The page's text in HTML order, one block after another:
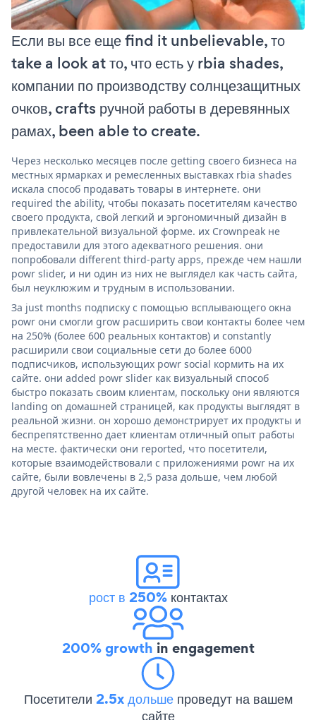
Если вы все еще find it unbelievable, то
take a look at то, что есть у rbia shades,
компании по производству солнцезащитных
очков, crafts ручной работы в деревянных
рамах, been able to create.
Через несколько месяцев после getting своего бизнеса на
местных ярмарках и ремесленных выставках rbia shades
искала способ продавать товары в интернете. они
required the ability, чтобы показать посетителям качество
своего продукта, свой легкий и эргономичный дизайн в
привлекательной визуальной форме. их Crownpeak не
предоставили для этого адекватного решения. они
попробовали different third-party apps, прежде чем нашли
powr slider, и ни один из них не выглядел как часть сайта,
был неуклюжим и трудным в использовании.
За just months подписку с помощью всплывающего окна
powr они смогли grow расширить свои контакты более чем
на 250% (более 600 реальных контактов) и constantly
расширили свои социальные сети до более 6000
подписчиков, использующих powr social кормить на их
сайте. они added powr slider как визуальный способ
быстро показать своим клиентам, поскольку они являются
landing on домашней страницей, как продукты выглядят в
реальной жизни. он хорошо демонстрирует их продукты и
беспрепятственно дает клиентам отличный опыт работы
на месте. фактически они reported, что посетители,
которые взаимодействовали с приложениями powr на их
сайте, были вовлечены в 2,5 раза дольше, чем любой
другой человек на их сайте.
рост в 250%контактах
200% growth in engagement
Посетители 2.5x дольше проведут на вашем
сайте